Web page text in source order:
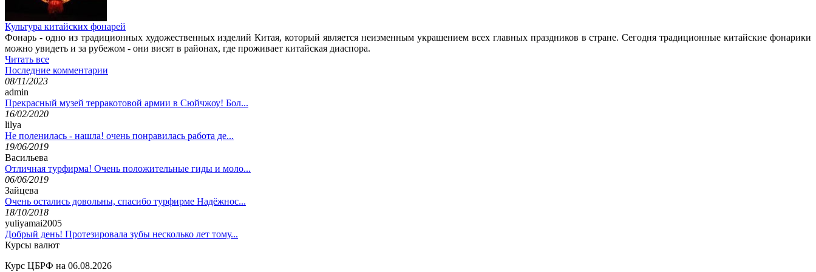
Культура китайских фонарей
Фонарь - одно из традиционных художественных изделий Китая, который является неизменным украшением всех главных праздников в стране. Сегодня традиционные китайские фонарики
можно увидеть и за рубежом - они висят в районах, где проживает китайская диаспора.
Читать все
Последние комментарии
08/11/2023
admin
Прекрасный музей терракотовой армии в Сюйчжоу! Бол...
16/02/2020
lilya
Не поленилась - нашла! очень понравилась работа де...
19/06/2019
Васильева
Отличная турфирма! Очень положительные гиды и моло...
06/06/2019
Зайцева
Очень остались довольны, спасибо турфирме Надёжнос...
18/10/2018
yuliyamai2005
Добрый день! Протезировала зубы несколько лет тому...
Курсы валют
Курс ЦБРФ на 06.08.2026